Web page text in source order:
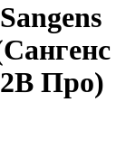
Про)